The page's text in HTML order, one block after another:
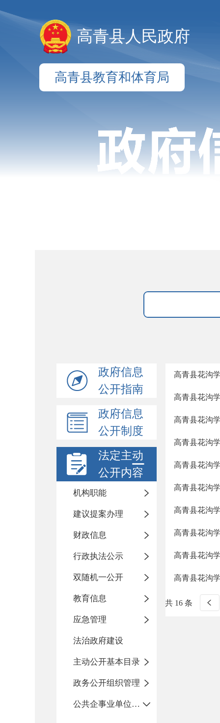
高青县人民政府
高青县教育和体育局
政府信息
公开指南
政府信息
公开制度
法定主动
公开内容
机构职能
建议提案办理
财政信息
行政执法公示
双随机一公开
教育信息
应急管理
法治政府建设
主动公开基本目录
政务公开组织管理
公共企事业单位信息公开
高青县花沟
高青县花沟
高青县花沟
高青县花沟
高青县花沟
高青县花沟
高青县花沟
高青县花沟
高青县花沟
高青县花沟
共 16 条